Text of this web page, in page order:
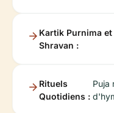
Kartik Purnima
Shravan :
Rituels
Quotidiens :
Puja